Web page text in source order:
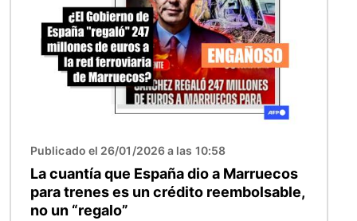
Publicado el 26/01/2026 a las 10:58
La cuantía que España dio a Marruecos
para trenes es un crédito reembolsable,
no un “regalo”